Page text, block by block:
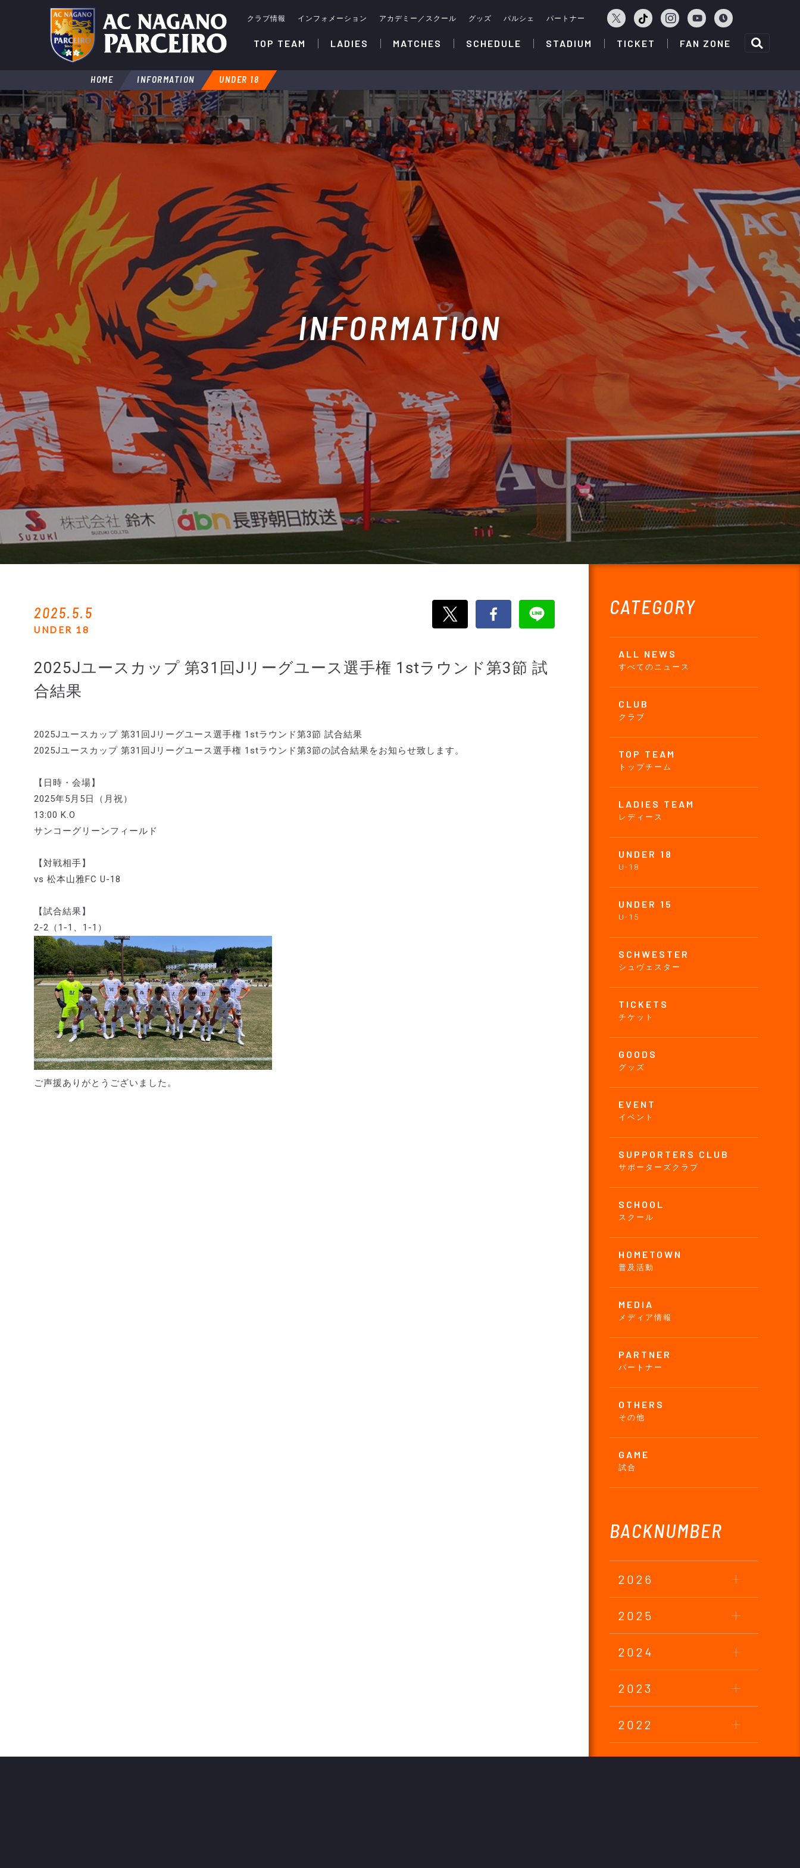
クラブ情報 インフォメーション アカデミー／スクール グッズ パルシェ パートナー
TOP TEAM LADIES MATCHES SCHEDULE STADIUM TICKET FAN ZONE
HOME INFORMATION UNDER 18
INFORMATION
CATEGORY
ALL NEWS
すべてのニュース
CLUB
クラブ
TOP TEAM
トップチーム
LADIES TEAM
レディース
UNDER 18
U-18
UNDER 15
U-15
SCHWESTER
シュヴェスター
TICKETS
チケット
GOODS
グッズ
EVENT
イベント
SUPPORTERS CLUB
サポーターズクラブ
SCHOOL
スクール
HOMETOWN
普及活動
MEDIA
メディア情報
PARTNER
パートナー
OTHERS
その他
GAME
試合
BACKNUMBER
2026
2025
2024
2023
2022
2021
2025.5.5
UNDER 18
2025Jユースカップ 第31回Jリーグユース選手権 1stラウンド第3節 試
合結果
2025Jユースカップ 第31回Jリーグユース選手権 1stラウンド第3節 試合結果
2025Jユースカップ 第31回Jリーグユース選手権 1stラウンド第3節の試合結果をお知らせ致します。
【日時・会場】
2025年5月5日（月祝）
13:00 K.O
サンコーグリーンフィールド
【対戦相手】
vs 松本山雅FC U-18
【試合結果】
2-2（1-1、1-1）
ご声援ありがとうございました。